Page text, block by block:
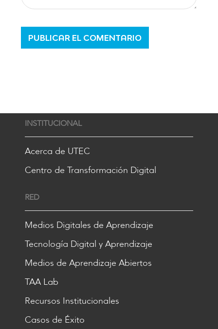
INSTITUCIONAL
Acerca de UTEC
Centro de Transformación Digital
RED
Medios Digitales de Aprendizaje
Tecnología Digital y Aprendizaje
Medios de Aprendizaje Abiertos
TAA Lab
Recursos Institucionales
Casos de Éxito